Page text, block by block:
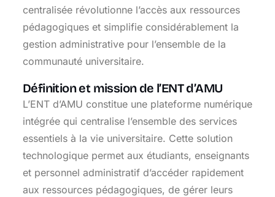
centralisée révolutionne l’accès aux ressources
pédagogiques et simplifie considérablement la
gestion administrative pour l’ensemble de la
communauté universitaire.
Définition et mission de l’ENT d’AMU
L’ENT d’AMU constitue une plateforme numérique
intégrée qui centralise l’ensemble des services
essentiels à la vie universitaire. Cette solution
technologique permet aux étudiants, enseignants
et personnel administratif d’accéder rapidement
aux ressources pédagogiques, de gérer leurs